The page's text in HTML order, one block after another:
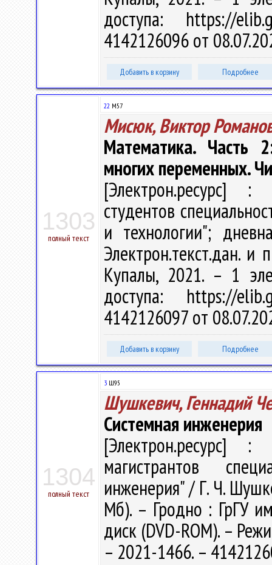
доступа: https://
4142126096 от
Добавить в корзину Подробнее
1303
полный текст
22 М57
Мисюк, Виктор
Математика. Часть
многих переменных.
[Электрон.ресурс] :
студентов
и технологии";
Электрон.текст.дан.
Купалы, 2021. – 1
доступа: https://
4142126097 от
Добавить в корзину Подробнее
1304
полный текст
3 Ш95
Шушкевич, Геннадий
Системная инженерия
[Электрон.ресурс] :
магистрантов
инженерия" / Г. Ч.
Мб). – Гродно : ГрГУ
диск (DVD-ROM). –
– 2021-1466. –